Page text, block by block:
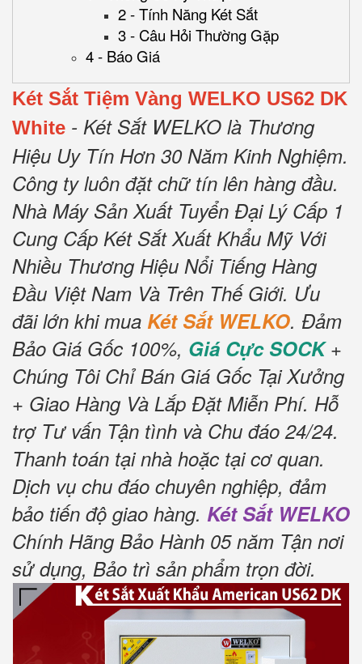
2 - Tính Năng Két Sắt
3 - Câu Hỏi Thường Gặp
4 - Báo Giá
Két Sắt Tiệm Vàng WELKO US62 DK
White - Két Sắt WELKO là Thương
Hiệu Uy Tín Hơn 30 Năm Kinh Nghiệm.
Công ty luôn đặt chữ tín lên hàng đầu.
Nhà Máy Sản Xuất Tuyển Đại Lý Cấp 1
Cung Cấp Két Sắt Xuất Khẩu Mỹ Với
Nhiều Thương Hiệu Nổi Tiếng Hàng
Đầu Việt Nam Và Trên Thế Giới. Ưu
đãi lớn khi mua Két Sắt WELKO. Đảm
Bảo Giá Gốc 100%, Giá Cực SOCK+
Chúng Tôi Chỉ Bán Giá Gốc Tại Xưởng
+ Giao Hàng Và Lắp Đặt Miễn Phí. Hỗ
trợ Tư vấn Tận tình và Chu đáo 24/24.
Thanh toán tại nhà hoặc tại cơ quan.
Dịch vụ chu đáo chuyên nghiệp, đảm
bảo tiến độ giao hàng. Két Sắt WELKO
Chính Hãng Bảo Hành 05 năm Tận nơi
sử dụng, Bảo trì sản phẩm trọn đời.